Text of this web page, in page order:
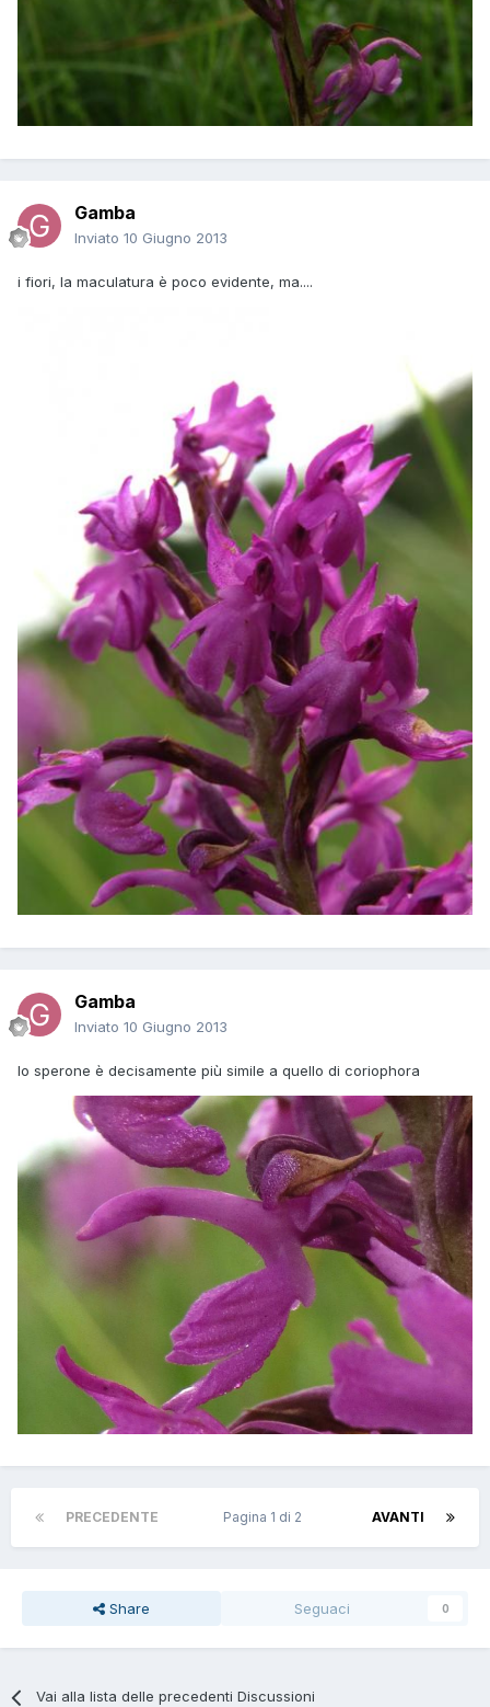
Gamba
Inviato 10 Giugno 2013
i fiori, la maculatura è poco evidente, ma....
Gamba
Inviato 10 Giugno 2013
lo sperone è decisamente più simile a quello di coriophora
PRECEDENTE AVANTI
Pagina 1 di 2
Share Seguaci 0
Vai alla lista delle precedenti Discussioni